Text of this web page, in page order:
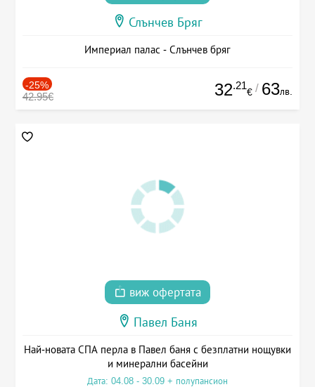
Слънчев Бряг
Империал палас - Слънчев бряг
-25%
42.95€ 32.21
€ / 63лв.
виж офертата
Павел Баня
Най-новата СПА перла в Павел баня с безплатни нощувки
и минерални басейни
Дата: 04.08 - 30.09 + полупансион